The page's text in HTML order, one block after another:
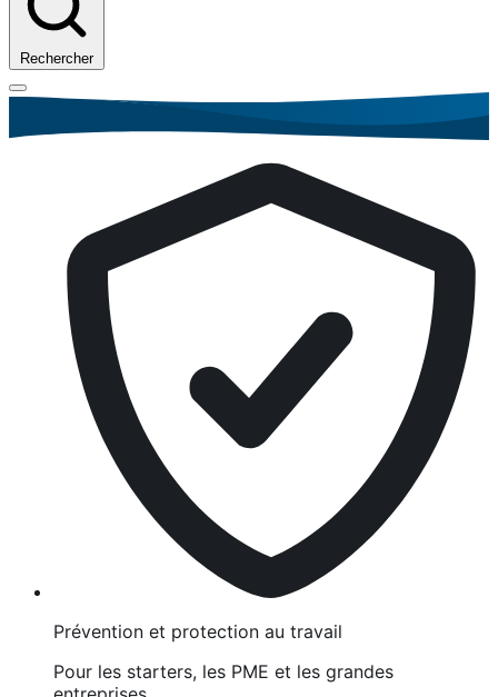
Rechercher
Prévention et protection au travail
Pour les starters, les PME et les grandes